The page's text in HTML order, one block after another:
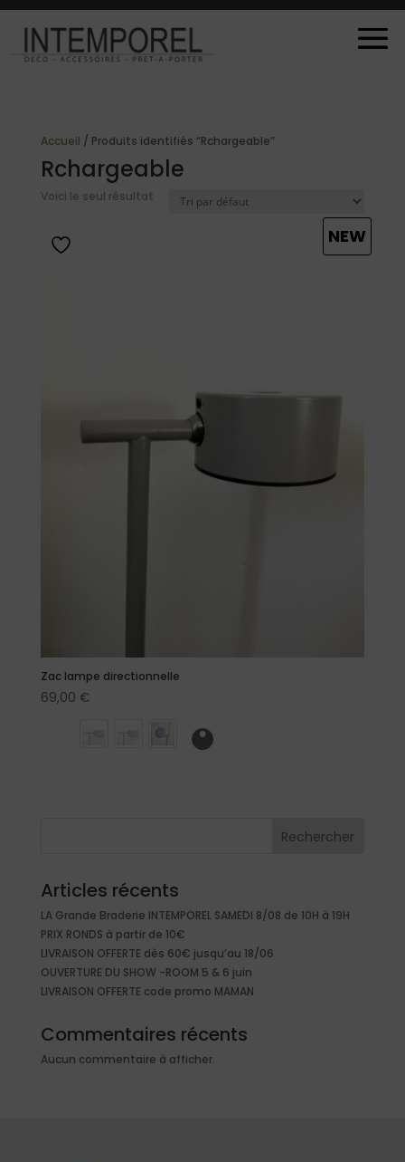
Accueil / Produits identifiés “Rchargeable”
Rchargeable
Voici le seul résultat
Zac lampe directionnelle
69,00 €
NEW
Rechercher
Articles récents
LA Grande Braderie INTEMPOREL SAMEDI 8/08 de 10H à 19H
PRIX RONDS à partir de 10€
LIVRAISON OFFERTE dès 60€ jusqu’au 18/06
OUVERTURE DU SHOW -ROOM 5 & 6 juin
LIVRAISON OFFERTE code promo MAMAN
Commentaires récents
Aucun commentaire à afficher.